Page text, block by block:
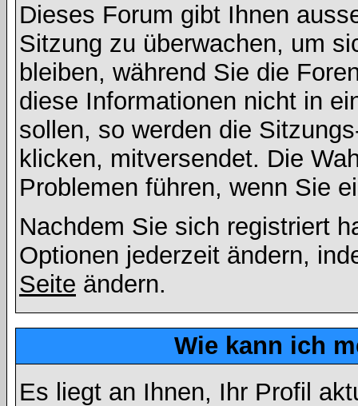
Dieses Forum gibt Ihnen
Sitzung zu überwachen, um
bleiben, während Sie die
diese Informationen nicht in
sollen, so werden die
klicken, mitversendet. Die
Problemen führen, wenn Sie
Nachdem Sie sich registriert
Optionen jederzeit ändern,
Seite ändern.
Wie kann ich
Es liegt an Ihnen, Ihr Profil